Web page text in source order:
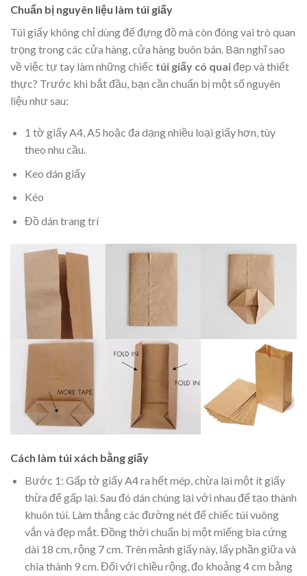
Chuẩn bị nguyên liệu làm túi giấy
Túi giấy không chỉ dùng để đựng đồ mà còn đóng vai trò quan
trọng trong các cửa hàng, cửa hàng buôn bán. Bạn nghĩ sao
về việc tự tay làm những chiếc túi giấy có quaiđẹp và thiết
thực? Trước khi bắt đầu, bạn cần chuẩn bị một số nguyên
liệu như sau:
1 tờ giấy A4, A5 hoặc đa dạng nhiều loại giấy hơn, tùy
theo nhu cầu.
Keo dán giấy
Kéo
Đồ dán trang trí
Cách làm túi xách bằng giấy
Bước 1: Gấp tờ giấy A4 ra hết mép, chừa lại một ít giấy
thừa để gấp lại. Sau đó dán chúng lại với nhau để tạo thành
khuôn túi. Làm thẳng các đường nét để chiếc túi vuông
vắn và đẹp mắt. Đồng thời chuẩn bị một miếng bìa cứng
dài 18 cm, rộng 7 cm. Trên mảnh giấy này, lấy phần giữa và
chia thành 9 cm. Đối với chiều rộng, đo khoảng 4 cm bằng